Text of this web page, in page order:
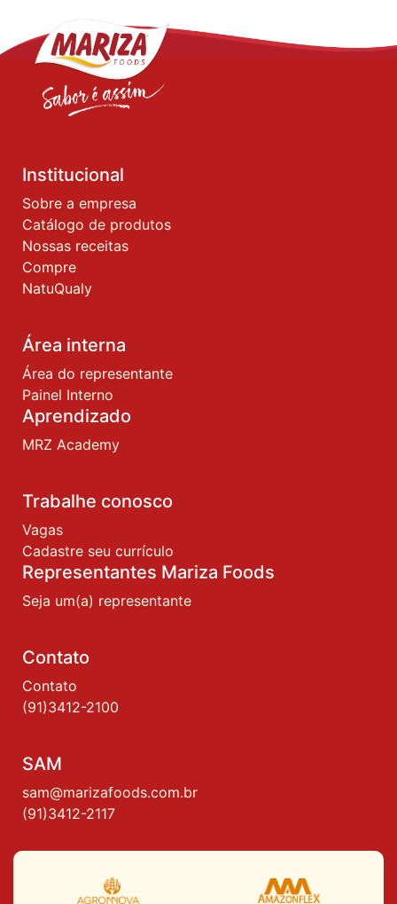
Institucional
Sobre a empresa
Catálogo de produtos
Nossas receitas
Compre
NatuQualy
Área interna
Área do representante
Painel Interno
Aprendizado
MRZ Academy
Trabalhe conosco
Vagas
Cadastre seu currículo
Representantes Mariza Foods
Seja um(a) representante
Contato
Contato
(91)3412-2100
SAM
sam@marizafoods.com.br
(91)3412-2117